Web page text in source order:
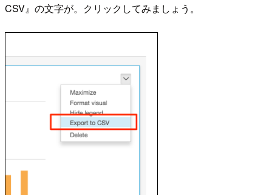
CSV』の文字が。クリックしてみましょう。